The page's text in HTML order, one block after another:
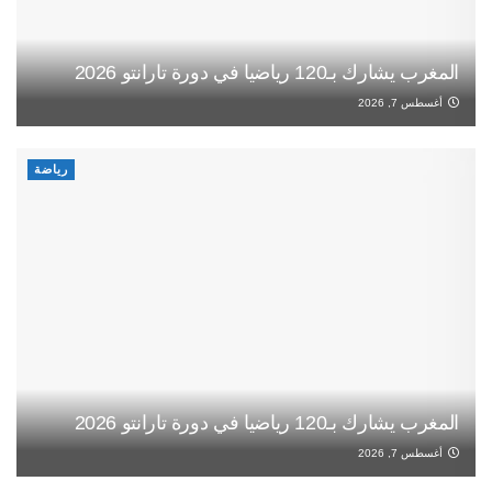
المغرب يشارك بـ120 رياضيا في دورة تارانتو 2026
أغسطس 7, 2026
رياضة
المغرب يشارك بـ120 رياضيا في دورة تارانتو 2026
أغسطس 7, 2026